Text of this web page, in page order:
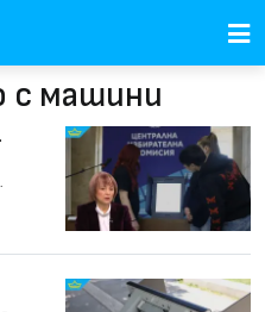
с машини